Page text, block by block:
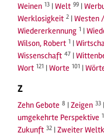
Weinen 13 |Welt 99 |
Werklosigkeit 2 |Westen
Wiedererkennung 1 |
Wilson, Robert 1 |
Wissenschaft 47 |
Wort 121 |Worte 101 |
Z
Zehn Gebote 8 |Zeigen 33 |
umgekehrte Perspektive 1
Zukunft 32 |Zweiter